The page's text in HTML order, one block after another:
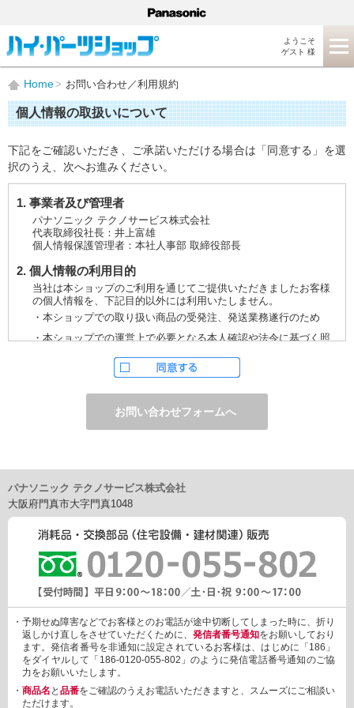
ようこそ
ゲスト 様
Home お問い合わせ／利用規約
個人情報の取扱いについて
下記をご確認いただき、ご承諾いただける場合は「同意する」を選
択のうえ、次へお進みください。
1. 事業者及び管理者
パナソニック テクノサービス株式会社
代表取締役社長：井上富雄
個人情報保護管理者：本社人事部 取締役部長
2. 個人情報の利用目的
当社は本ショップのご利用を通じてご提供いただきましたお客様
の個人情報を、下記目的以外には利用いたしません。
・本ショップでの取り扱い商品の受発注、発送業務遂行のため
・本ショップでの運営上で必要となる本人確認や法令に基づく照
ただし、お申し込みフォーム上でご希望の方のみに、下記サービ
・電子メール、ダイレクトメールなどによる情報のご提供
（1）ご提供情報の分野
・住宅関連設備・建材、家電製品、住まいづくり(新築・リフォー
車載関連商品など
（2）ご提供情報の概要
・商品、サービスに関するご提案
・商品サポート、メンテナンスに関するご提案
・キャンペーン、フェアー、イベントに関する情報ご提供
・アンケート、商品モニターに関する情報ご提供など
3. 個人情報の提供
あらかじめご本人様からご了解いただいている場合や法令で認め
られている場合を除き、個人情報を第三者に提供または開示いた
しません。
しかしながら、お客様がクレジットカード決済をご利用される場
合に限り、カード発行会社が行なう不正利用検知・防止「3Dセキ
ュア2.0」のために、お客様が利用するカード発行会社及び、決済
代行会社：GMOペイメントゲートウェイ（第三者）に、下記の情
報を開示し、本人認証を行います。
・金額など、決済に関する情報
パナソニック テクノサービス株式会社
大阪府門真市大字門真1048
・予期せぬ障害などでお客様とのお電話が途中切断してしまった時に、折り
返しかけ直しをさせていただくために、 発信者番号通知をお願いしており
ます。発信者番号を非通知に設定されているお客様は、はじめに「186」
をダイヤルして「186-0120-055-802」のように発信電話番号通知のご協
力をお願いいたします。
・ 商品名 と 品番をご確認のうえお電話いただきますと、スムーズにご相談い
ただけます。